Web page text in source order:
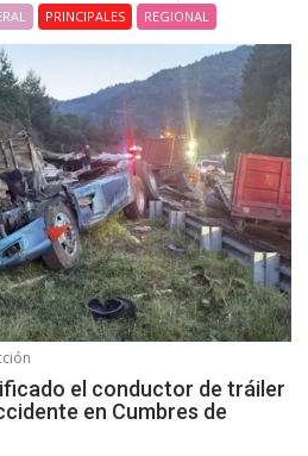
PRINCIPALES REGIONAL
el conductor de tráiler
en Cumbres de